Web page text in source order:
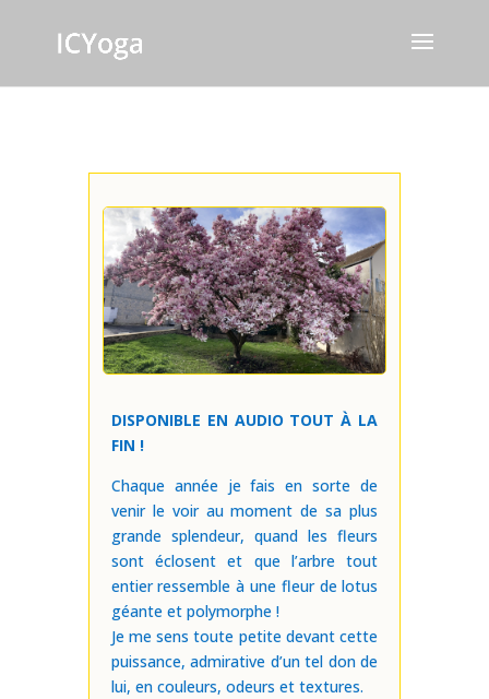
DISPONIBLE EN AUDIO TOUT À LA
FIN !
Chaque année je fais en sorte de
venir le voir au moment de sa plus
grande splendeur, quand les fleurs
sont éclosent et que l’arbre tout
entier ressemble à une fleur de lotus
géante et polymorphe !
Je me sens toute petite devant cette
puissance, admirative d’un tel don de
lui, en couleurs, odeurs et textures.